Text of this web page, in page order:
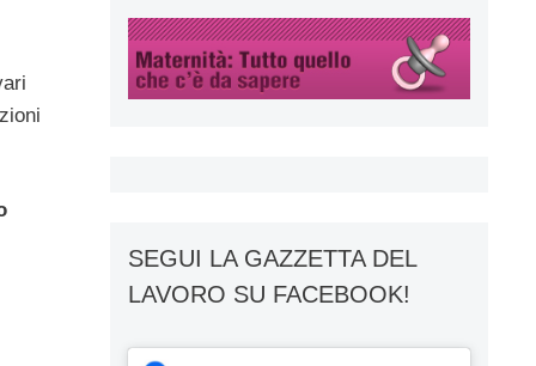
SEGUI LA GAZZETTA DEL
LAVORO SU FACEBOOK!